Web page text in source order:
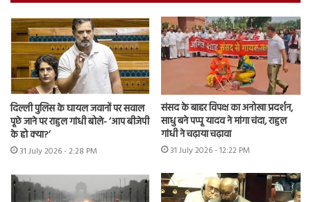
दिल्ली पुलिस के घायल जवानों पर सवाल
पूछे जाने पर राहुल गांधी बोले- ‘आप बीजेपी
के हो क्या?’
31 July 2026 - 2:28 PM
संसद के बाहर विपक्ष का अनोखा प्रदर्शन,
साधु बने पप्पू यादव ने मांगा चंदा, राहुल
गांधी ने चढ़ाया चढ़ावा
31 July 2026 - 12:22 PM